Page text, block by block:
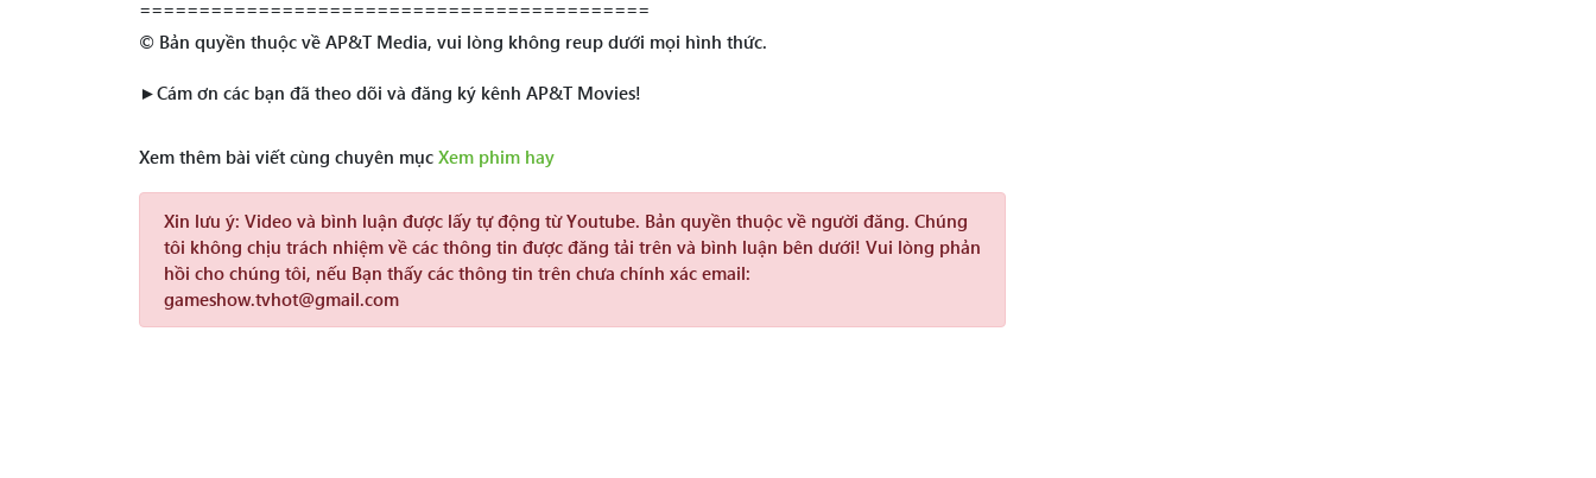
===========================================
© Bản quyền thuộc về AP&T Media, vui lòng không reup dưới mọi hình thức.
►Cám ơn các bạn đã theo dõi và đăng ký kênh AP&T Movies!
Xem thêm bài viết cùng chuyên mục Xem phim hay
Xin lưu ý: Video và bình luận được lấy tự động từ Youtube. Bản quyền thuộc về người đăng. Chúng
tôi không chịu trách nhiệm về các thông tin được đăng tải trên và bình luận bên dưới! Vui lòng phản
hồi cho chúng tôi, nếu Bạn thấy các thông tin trên chưa chính xác email:
gameshow.tvhot@gmail.com